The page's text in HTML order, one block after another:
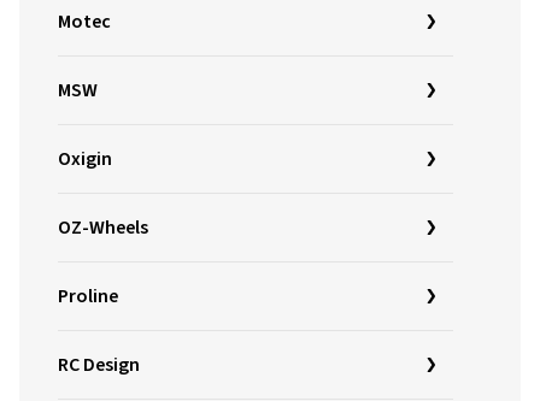
Motec
MSW
Oxigin
OZ-Wheels
Proline
RC Design